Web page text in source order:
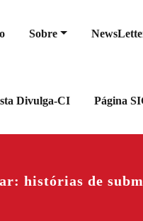
Sobre
Divulga-CI Página
histórias de